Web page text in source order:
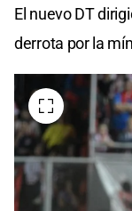
El nuevo DT
derrota por la